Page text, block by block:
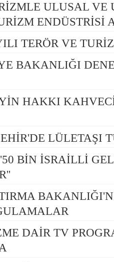
ULUSAL VE
ENDÜSTRİSİ
TERÖR VE
BAKANLIĞI
HAKKI
LÜLETAŞI
BİN İSRAİLLİ
DAİR TV